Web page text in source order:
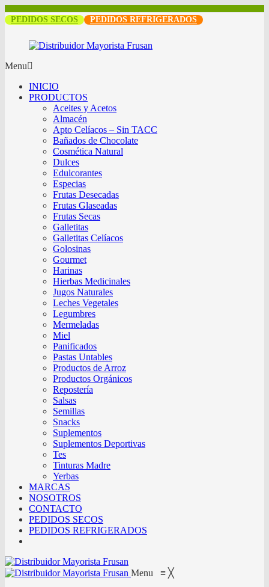
PEDIDOS SECOS PEDIDOS REFRIGERADOS
Menu
INICIO
PRODUCTOS
Aceites y Acetos
Almacén
Apto Celíacos – Sin TACC
Bañados de Chocolate
Cosmética Natural
Dulces
Edulcorantes
Especias
Frutas Desecadas
Frutas Glaseadas
Frutas Secas
Galletitas
Galletitas Celíacos
Golosinas
Gourmet
Harinas
Hierbas Medicinales
Jugos Naturales
Leches Vegetales
Legumbres
Mermeladas
Miel
Panificados
Pastas Untables
Productos de Arroz
Productos Orgánicos
Repostería
Salsas
Semillas
Snacks
Suplementos
Suplementos Deportivas
Tes
Tinturas Madre
Yerbas
MARCAS
NOSOTROS
CONTACTO
PEDIDOS SECOS
PEDIDOS REFRIGERADOS
Menu ≡ ╳